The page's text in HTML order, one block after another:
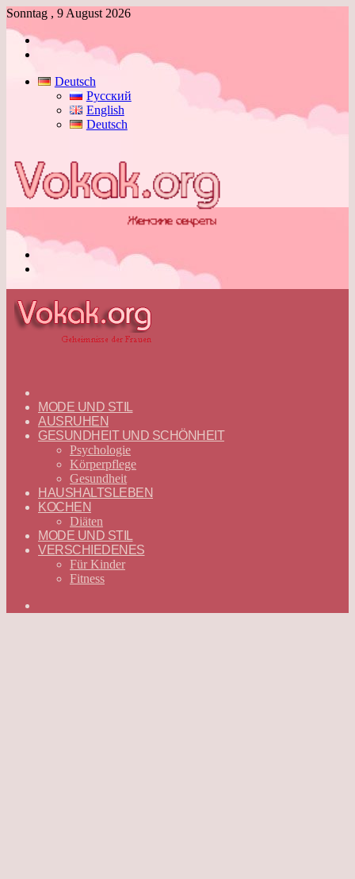
Sonntag , 9 August 2026
Anmelden
Deutsch
Русский
English
Deutsch
—
DEUTSCH
MODE UND STIL
AUSRUHEN
GESUNDHEIT UND SCHÖNHEIT
Psychologie
Körperpflege
Gesundheit
HAUSHALTSLEBEN
KOCHEN
Diäten
MODE UND STIL
VERSCHIEDENES
Für Kinder
Fitness